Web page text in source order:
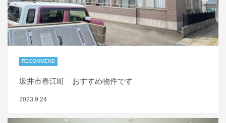
RECOMMEND
坂井市春江町 おすすめ物件です
2023.9.24